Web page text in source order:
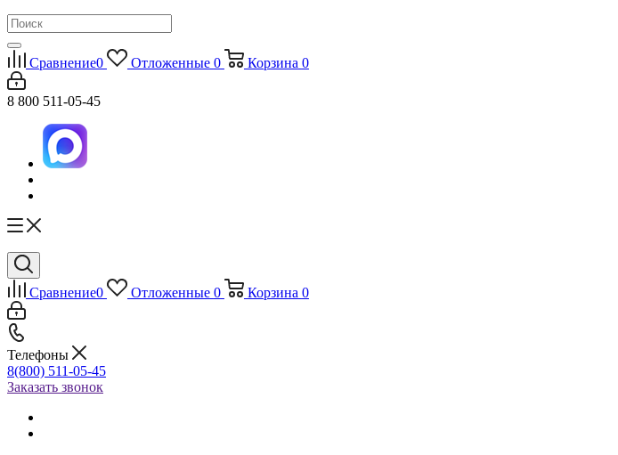
Сравнение0 Отложенные 0 Корзина 0
8 800 511-05-45
Сравнение0 Отложенные 0 Корзина 0
Телефоны
8(800) 511-05-45
Заказать звонок